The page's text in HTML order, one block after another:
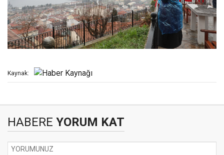
Kaynak:
HABERE YORUM KAT